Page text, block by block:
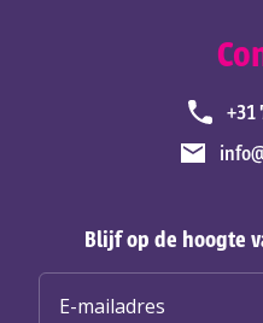
+31
Blijf op de hoogte